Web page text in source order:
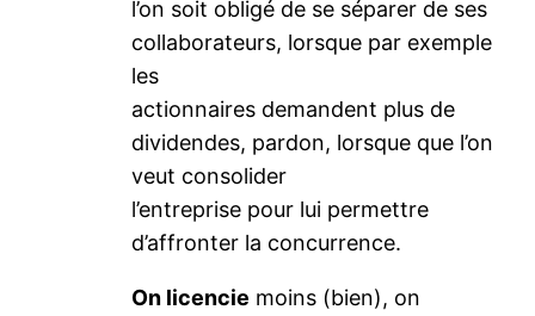
l’on soit obligé de se séparer de ses
collaborateurs, lorsque par exemple
les
actionnaires demandent plus de
dividendes, pardon, lorsque que l’on
veut consolider
l’entreprise pour lui permettre
d’affronter la concurrence.
On licencie moins (bien), on